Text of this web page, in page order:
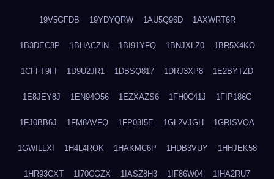
19V5GFDB 19YDYQRW 1AU5Q96D 1AXWRT6R
1B3DEC8P 1BHACZIN 1BI91YFQ 1BNJXLZ0 1BR5X4KO
1CFFT9FI 1D9U2JR1 1DBSQ817 1DRJ3XP8 1E2BYTZD
1E8JEY8J 1EN94O56 1EZXAZS6 1FH0C41J 1FIP186C
1FJ0BB6J 1FM8AVFQ 1FP03I5E 1GL2VJGH 1GRISVQA
1GWILLXI 1H4L4ROK 1HAKMC6P 1HDB3VUY 1HHJEK58
1HR93CXT 1I70CGZX 1IASZ8H3 1IF86W04 1IHA2RU7